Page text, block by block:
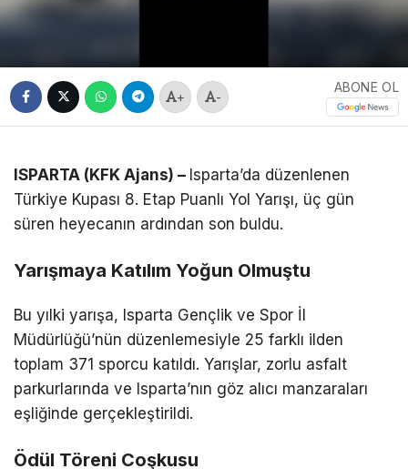
+ -
ABONE OL
ISPARTA (KFK Ajans) – Isparta’da düzenlenen
Türkiye Kupası 8. Etap Puanlı Yol Yarışı, üç gün
süren heyecanın ardından son buldu.
Yarışmaya Katılım Yoğun Olmuştu
Bu yılki yarışa, Isparta Gençlik ve Spor İl
Müdürlüğü’nün düzenlemesiyle 25 farklı ilden
toplam 371 sporcu katıldı. Yarışlar, zorlu asfalt
parkurlarında ve Isparta’nın göz alıcı manzaraları
eşliğinde gerçekleştirildi.
Ödül Töreni Coşkusu